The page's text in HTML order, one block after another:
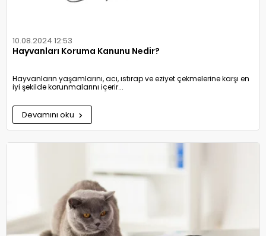
10.08.2024 12:53
Hayvanları Koruma Kanunu Nedir?
Hayvanların yaşamlarını, acı, ıstırap ve eziyet çekmelerine karşı en
iyi şekilde korunmalarını içerir...
Devamını oku